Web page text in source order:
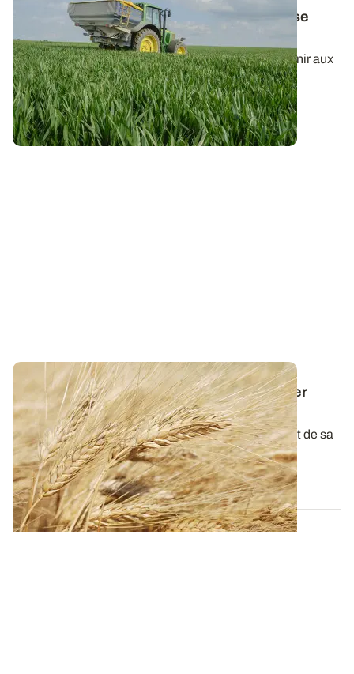
prendre en compte pour le calcul de la dose
totale
Le raisonnement du calcul de la dose d’azote à fournir aux
céréales à paille peut dépendre...
22 JANV. 2026
Dose d'azote sur blé dur : comment assurer
rendement et taux de protéines élevés ?
La qualité du blé dur à la récolte dépend étroitement de sa
teneur en protéines. L...
15 JANV. 2026